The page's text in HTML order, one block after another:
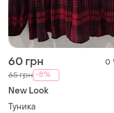
60 грн 0
65 грн -8%
New Look
Туника